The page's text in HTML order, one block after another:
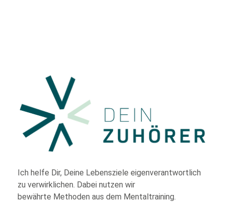
Ich helfe Dir, Deine Lebensziele eigenverantwortlich
zu verwirklichen. Dabei nutzen wir
bewährte Methoden aus dem Mentaltraining.